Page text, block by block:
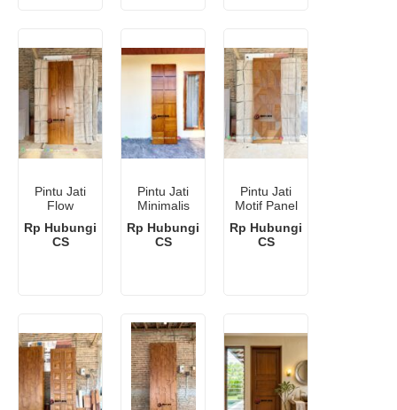
Pintu Jati
Flow
Rp Hubungi
CS
Pintu Jati
Minimalis
Modern
Rp Hubungi
CS
Pintu Jati
Motif Panel
Rp Hubungi
CS